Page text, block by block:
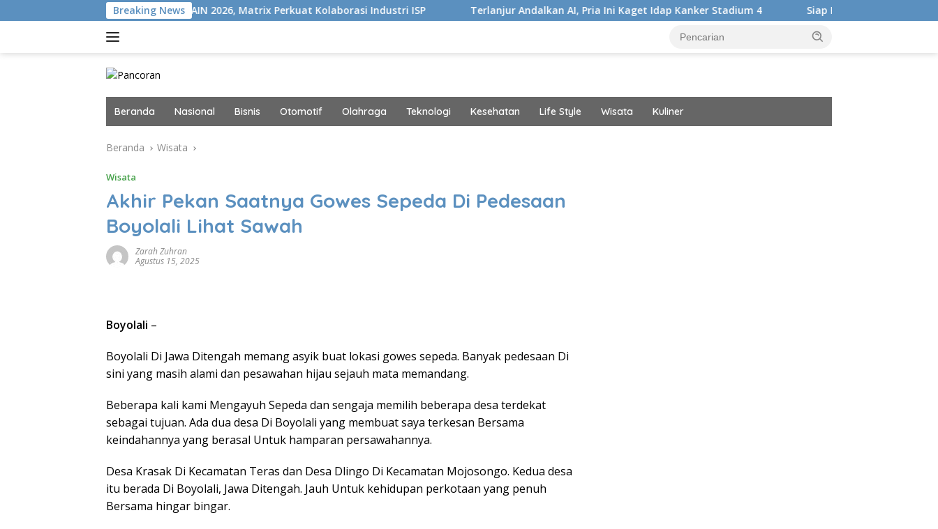
ke
Breaking News
Gelar MAIN 2026, Matrix Perkuat Kolaborasi Industri ISP Terlanjur Andalkan AI, Pria Ini Kaget Idap Kanker Stadium 4 Siap Harumkan Nama Bangsa, Audrey
Beranda Nasional Bisnis Otomotif Olahraga Teknologi Kesehatan Life Style Wisata Kuliner
Beranda Wisata
Wisata
Akhir Pekan Saatnya Gowes Sepeda Di Pedesaan
Boyolali Lihat Sawah
Zarah Zuhran
Agustus 15, 2025
Boyolali –
Boyolali Di Jawa Ditengah memang asyik buat lokasi gowes sepeda. Banyak pedesaan Di
sini yang masih alami dan pesawahan hijau sejauh mata memandang.
Beberapa kali kami Mengayuh Sepeda dan sengaja memilih beberapa desa terdekat
sebagai tujuan. Ada dua desa Di Boyolali yang membuat saya terkesan Bersama
keindahannya yang berasal Untuk hamparan persawahannya.
Desa Krasak Di Kecamatan Teras dan Desa Dlingo Di Kecamatan Mojosongo. Kedua desa
itu berada Di Boyolali, Jawa Ditengah. Jauh Untuk kehidupan perkotaan yang penuh
Bersama hingar bingar.